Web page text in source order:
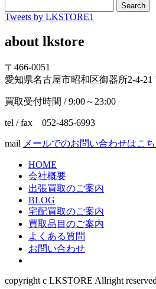
カ
ブ
Search
Tweets by LKSTORE1
about lkstore
〒466-0051
愛知県名古屋市昭和区御器所2-4-
買取受付時間 / 9:00～23:00
tel / fax 052-485-6993
mail メールでのお問い合わせはこ
HOME
会社概要
出張買取のご案内
BLOG
宅配買取のご案内
買取品目のご案内
よくある質問
お問い合わせ
copyright c LKSTORE Allright